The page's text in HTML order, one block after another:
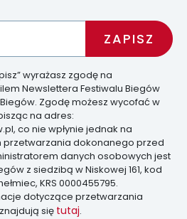
wyrażasz zgodę na
Newslettera Festiwalu Biegów
Zgodę możesz wycofać w
na adres:
co nie wpłynie jednak na
przetwarzania dokonanego przed
danych osobowych jest
z siedzibą w Niskowej 161, kod
KRS 0000455795.
dotyczące przetwarzania
się tutaj.